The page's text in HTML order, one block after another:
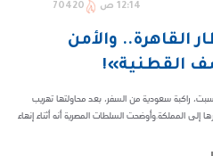
12:14 ص 70420
القاهرة.. والأمن
القطنية»!
راكبة سعودية من السفر، بعد محاولتها تهريب
سفرها إلى المملكة.وأوضحت السلطات المصرية أنه أثناء إنهاء